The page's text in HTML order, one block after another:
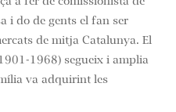
i do de gents el fan ser
de mitja Catalunya. El
1968) segueix i amplia
va adquirint les